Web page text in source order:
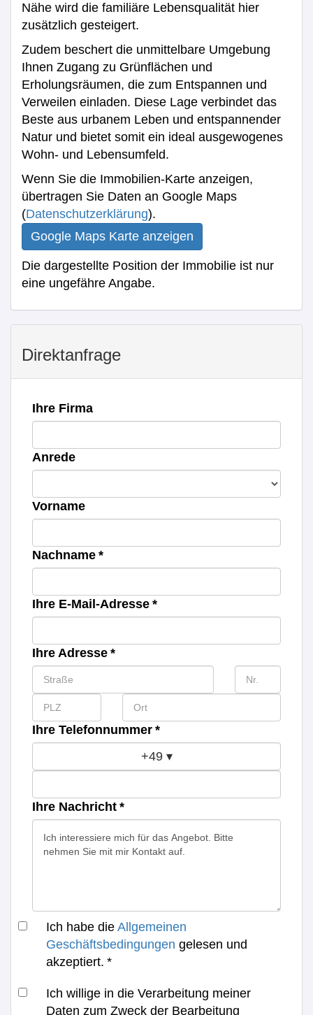
Nähe wird die familiäre Lebensqualität hier
zusätzlich gesteigert.
Zudem beschert die unmittelbare Umgebung
Ihnen Zugang zu Grünflächen und
Erholungsräumen, die zum Entspannen und
Verweilen einladen. Diese Lage verbindet das
Beste aus urbanem Leben und entspannender
Natur und bietet somit ein ideal ausgewogenes
Wohn- und Lebensumfeld.
Wenn Sie die Immobilien-Karte anzeigen,
übertragen Sie Daten an Google Maps
(Datenschutzerklärung).
Google Maps Karte anzeigen
Die dargestellte Position der Immobilie ist nur
eine ungefähre Angabe.
Direktanfrage
Ihre Firma
Anrede
Vorname
Nachname *
Ihre E-Mail-Adresse *
Ihre Adresse *
Ihre Telefonnummer *
+49 ▾
Ihre Nachricht *
Ich habe die Allgemeinen
Geschäftsbedingungen gelesen und
akzeptiert. *
Ich willige in die Verarbeitung meiner
Daten zum Zweck der Bearbeitung